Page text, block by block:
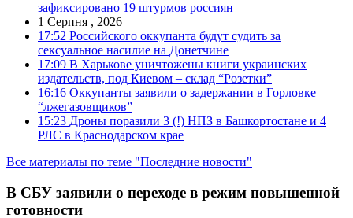
зафиксировано 19 штурмов россиян
1 Серпня , 2026
17:52 Российского оккупанта будут судить за
сексуальное насилие на Донетчине
17:09 В Харькове уничтожены книги украинских
издательств, под Киевом – склад “Розетки”
16:16 Оккупанты заявили о задержании в Горловке
“лжегазовщиков”
15:23 Дроны поразили 3 (!) НПЗ в Башкортостане и 4
РЛС в Краснодарском крае
Все материалы по теме "Последние новости"
В СБУ заявили о переходе в режим повышенной
готовности